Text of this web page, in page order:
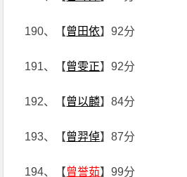
190、【曾田依】92分
191、【曾雯正】92分
192、【曾以麟】84分
193、【曾羿倬】87分
194、【曾誉茹】99分